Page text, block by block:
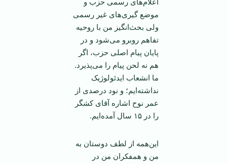
اعلام‌های رسمی حزب و
موضع گیری‌های غیر رسمی
ولی بحث‌انگیز من با روحیه
تفاهم روبرو می‌شود و در
پایان پیام اصلی حزب، اگر
هم نه لحن پیام را می‌پذیرد.
ما انشعاب ایدئولوژیک
نداشته‌ایم؛ و نود درصدی از
عمر نوح اشاره آقای کشگر
را در ۱۵ سال آمده‌ایم.
این‌همه از لطف دوستان به
من و همفکران من در